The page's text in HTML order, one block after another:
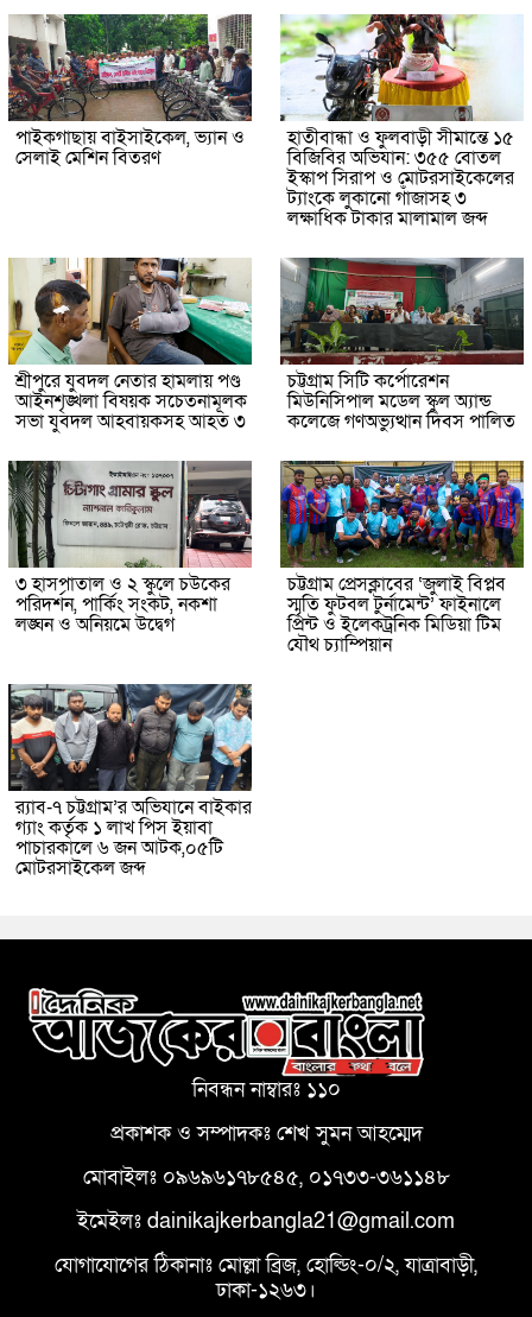
পাইকগাছায় বাইসাইকেল, ভ্যান ও
সেলাই মেশিন বিতরণ
হাতীবান্ধা ও ফুলবাড়ী সীমান্তে ১৫
বিজিবির অভিযান: ৩৫৫ বোতল
ইস্কাপ সিরাপ ও মোটরসাইকেলের
ট্যাংকে লুকানো গাঁজাসহ ৩
লক্ষাধিক টাকার মালামাল জব্দ
শ্রীপুরে যুবদল নেতার হামলায় পণ্ড
আইনশৃঙ্খলা বিষয়ক সচেতনামূলক
সভা যুবদল আহবায়কসহ আহত ৩
চট্টগ্রাম সিটি কর্পোরেশন
মিউনিসিপাল মডেল স্কুল অ্যান্ড
কলেজে গণঅভ্যুত্থান দিবস পালিত
৩ হাসপাতাল ও ২ স্কুলে চউকের
পরিদর্শন, পার্কিং সংকট, নকশা
লঙ্ঘন ও অনিয়মে উদ্বেগ
চট্টগ্রাম প্রেসক্লাবের ‘জুলাই বিপ্লব
স্মৃতি ফুটবল টুর্নামেন্ট’ ফাইনালে
প্রিন্ট ও ইলেকট্রনিক মিডিয়া টিম
যৌথ চ্যাম্পিয়ান
র‌্যাব-৭ চট্টগ্রাম’র অভিযানে বাইকার
গ্যাং কর্তৃক ১ লাখ পিস ইয়াবা
পাচারকালে ৬ জন আটক,০৫টি
মোটরসাইকেল জব্দ
নিবন্ধন নাম্বারঃ ১১০
প্রকাশক ও সম্পাদকঃ শেখ সুমন আহম্মেদ
মোবাইলঃ ০৯৬৯৬১৭৮৫৪৫, ০১৭৩৩-৩৬১১৪৮
ইমেইলঃ dainikajkerbangla21@gmail.com
যোগাযোগের ঠিকানাঃ মোল্লা ব্রিজ, হোল্ডিং-০/২, যাত্রাবাড়ী,
ঢাকা-১২৬৩।